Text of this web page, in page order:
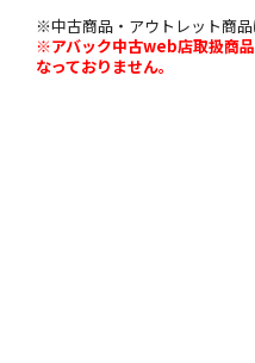
※中古商品・アウトレット商
※アバック中古web店取扱商
なっておりません。